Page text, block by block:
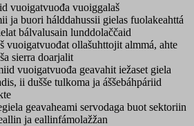
vuoigatvuođa vuoiggalaš
ja buori hálddahussii gielas fuolakeahttá
bálvalusain lunddolaččaid
vuoigatvuođat ollašuhttojit almmá, ahte
sierra doarjalit
vuoigatvuođa geavahit iežaset giela
ii dušše tulkoma ja áššebáhpáriid
geavaheami servodaga buot sektoriin
ja eallinfámolažžan